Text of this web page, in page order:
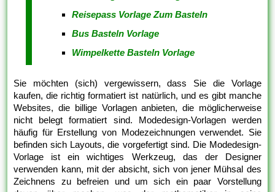
Reisepass Vorlage Zum Basteln
Bus Basteln Vorlage
Wimpelkette Basteln Vorlage
Sie möchten (sich) vergewissern, dass Sie die Vorlage
kaufen, die richtig formatiert ist natürlich, und es gibt manche
Websites, die billige Vorlagen anbieten, die möglicherweise
nicht belegt formatiert sind. Modedesign-Vorlagen werden
häufig für Erstellung von Modezeichnungen verwendet. Sie
befinden sich Layouts, die vorgefertigt sind. Die Modedesign-
Vorlage ist ein wichtiges Werkzeug, das der Designer
verwenden kann, mit der absicht, sich von jener Mühsal des
Zeichnens zu befreien und um sich ein paar Vorstellung